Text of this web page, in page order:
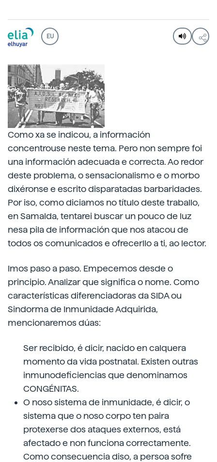
EU
Como xa se indicou, a información
concentrouse neste tema. Pero non sempre foi
una información adecuada e correcta. Ao redor
deste problema, o sensacionalismo e o morbo
dixéronse e escrito disparatadas barbaridades.
Por iso, como diciamos no título deste traballo,
en Samalda, tentarei buscar un pouco de luz
nesa pila de información que nos atacou de
todos os comunicados e ofrecerllo a ti, ao lector.
Imos paso a paso. Empecemos desde o
principio. Analizar que significa o nome. Como
características diferenciadoras da SIDA ou
Sindorma de Inmunidade Adquirida,
mencionaremos dúas:
Ser recibido, é dicir, nacido en calquera
momento da vida postnatal. Existen outras
inmunodeficiencias que denominamos
CONGÉNITAS.
O noso sistema de inmunidade, é dicir, o
sistema que o noso corpo ten paira
protexerse dos ataques externos, está
afectado e non funciona correctamente.
Como consecuencia diso, a persoa sofre